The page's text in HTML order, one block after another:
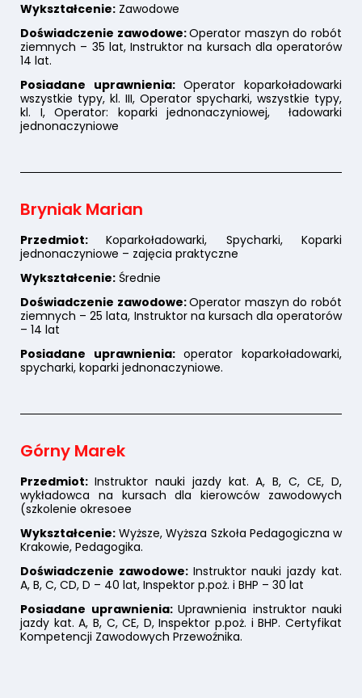
Wykształcenie: Zawodowe
Doświadczenie zawodowe:Operator maszyn do robót
ziemnych – 35 lat, Instruktor na kursach dla operatorów
14 lat.
Posiadane uprawnienia:Operator koparkoładowarki
wszystkie typy, kl. III, Operator spycharki, wszystkie typy,
kl. I, Operator: koparki jednonaczyniowej, ładowarki
jednonaczyniowe
Bryniak Marian
Przedmiot:Koparkoładowarki, Spycharki, Koparki
jednonaczyniowe – zajęcia praktyczne
Wykształcenie: Średnie
Doświadczenie zawodowe:Operator maszyn do robót
ziemnych – 25 lata, Instruktor na kursach dla operatorów
– 14 lat
Posiadane uprawnienia:operator koparkoładowarki,
spycharki, koparki jednonaczyniowe.
Górny Marek
Przedmiot: Instruktor nauki jazdy kat. A, B, C, CE, D,
wykładowca na kursach dla kierowców zawodowych
(szkolenie okresoee
Wykształcenie: Wyższe, Wyższa Szkoła Pedagogiczna w
Krakowie, Pedagogika.
Doświadczenie zawodowe: Instruktor nauki jazdy kat.
A, B, C, CD, D – 40 lat, Inspektor p.poż. i BHP – 30 lat
Posiadane uprawnienia: Uprawnienia instruktor nauki
jazdy kat. A, B, C, CE, D, Inspektor p.poż. i BHP. Certyfikat
Kompetencji Zawodowych Przewoźnika.